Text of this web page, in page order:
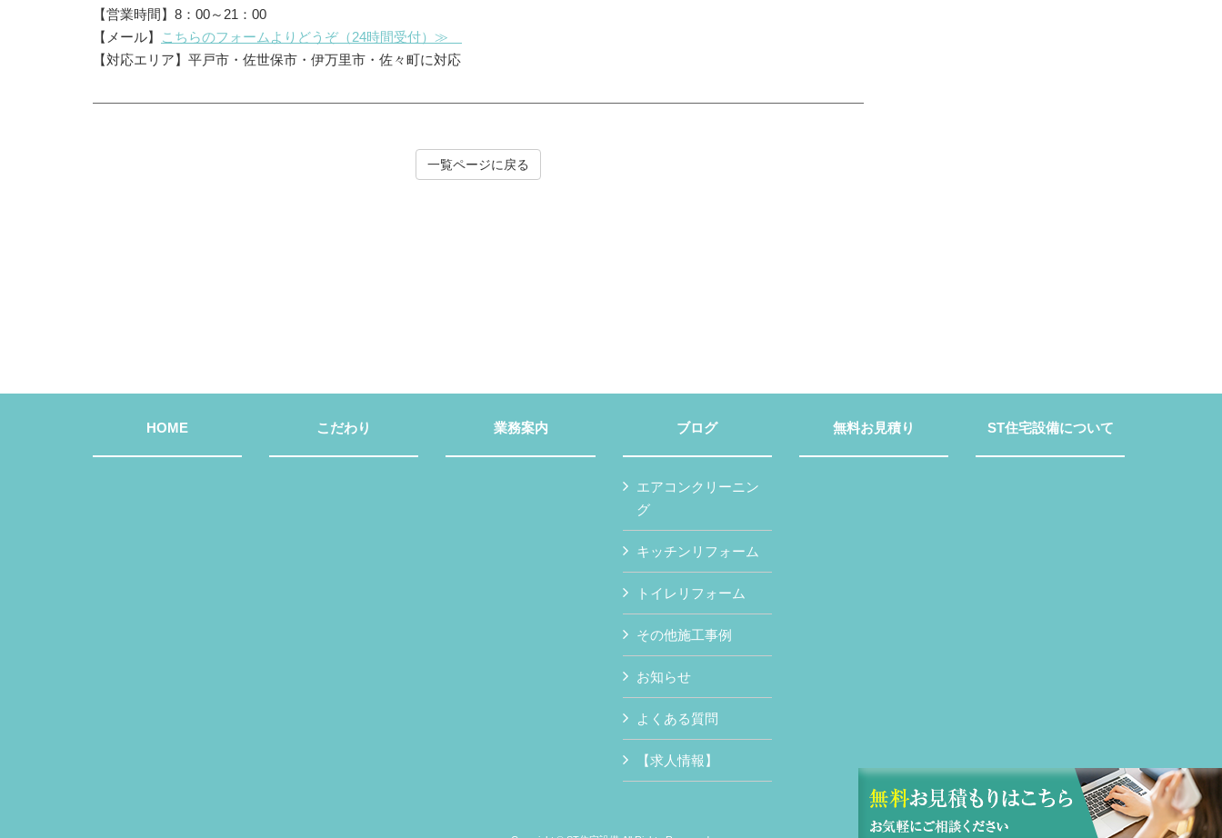
【営業時間】8：00～21：00
【メール】
こちらのフォームよりどうぞ（24時間受付）≫
【対応エリア】平戸市・佐世保市・伊万里市・佐々町に対応
一覧ページに戻る
HOME こだわり 業務案内 ブログ
エアコンクリーニン
グ
キッチンリフォーム
トイレリフォーム
その他施工事例
お知らせ
よくある質問
【求人情報】
無料お見積り ST住宅設備について